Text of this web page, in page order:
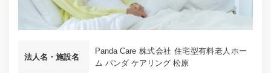
法人名・施設名
Panda Care 株式会社 住宅型有料老人ホー
ム パンダ ケアリング 松原